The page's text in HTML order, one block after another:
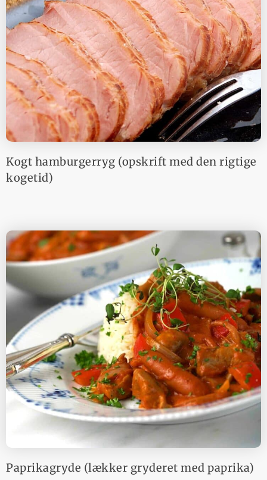
Kogt hamburgerryg (opskrift med den rigtige
kogetid)
Paprikagryde (lækker gryderet med paprika)